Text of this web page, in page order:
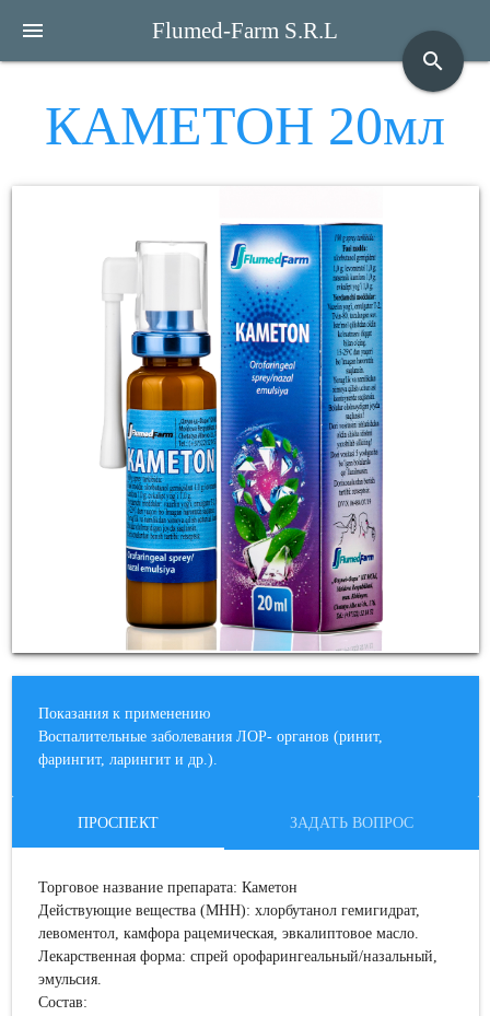
menu
Flumed-Farm S.R.L
search
КАМЕТОН 20мл
Показания к применению
Воспалительные заболевания ЛОР- органов (ринит,
фарингит, ларингит и др.).
ПРОСПЕКТ ЗАДАТЬ ВОПРОС
Торговое название препарата: Каметон
Действующие вещества (МНН): хлорбутанол гемигидрат,
левоментол, камфора рацемическая, эвкалиптовое масло.
Лекарственная форма: спрей орофарингеальный/назальный,
эмульсия.
Состав: